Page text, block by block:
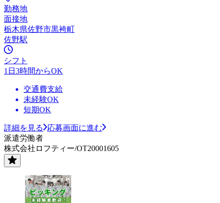
勤務地
面接地
栃木県佐野市黒袴町
佐野駅
シフト
1日3時間からOK
交通費支給
未経験OK
短期OK
詳細を見る
応募画面に進む
派遣労働者
株式会社ロフティー/OT20001605